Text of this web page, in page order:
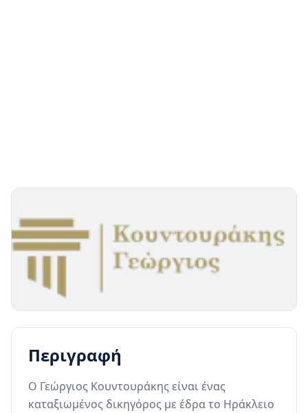
Περιγραφή
Ο Γεώργιος Κουντουράκης είναι ένας
καταξιωμένος δικηγόρος με έδρα το Ηράκλειο